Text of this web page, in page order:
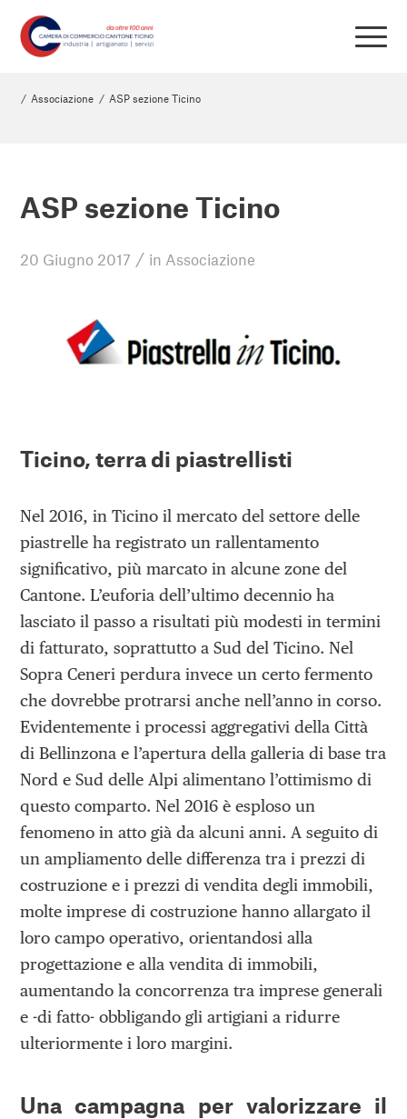
/ Associazione / ASP sezione Ticino
ASP sezione Ticino
20 Giugno 2017 / in Associazione
Ticino, terra di piastrellisti
Nel 2016, in Ticino il mercato del settore delle
piastrelle ha registrato un rallentamento
significativo, più marcato in alcune zone del
Cantone. L’euforia dell’ultimo decennio ha
lasciato il passo a risultati più modesti in termini
di fatturato, soprattutto a Sud del Ticino. Nel
Sopra Ceneri perdura invece un certo fermento
che dovrebbe protrarsi anche nell’anno in corso.
Evidentemente i processi aggregativi della Città
di Bellinzona e l’apertura della galleria di base tra
Nord e Sud delle Alpi alimentano l’ottimismo di
questo comparto. Nel 2016 è esploso un
fenomeno in atto già da alcuni anni. A seguito di
un ampliamento delle differenza tra i prezzi di
costruzione e i prezzi di vendita degli immobili,
molte imprese di costruzione hanno allargato il
loro campo operativo, orientandosi alla
progettazione e alla vendita di immobili,
aumentando la concorrenza tra imprese generali
e -di fatto- obbligando gli artigiani a ridurre
ulteriormente i loro margini.
Una campagna per valorizzare il